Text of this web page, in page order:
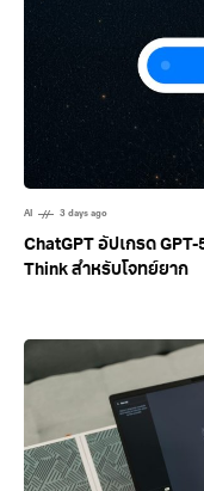
AI 3 days ago
ChatGPT อัปเกรด
Think สำหรับโจทย์ยาก